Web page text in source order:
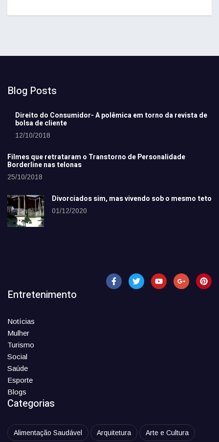
Blog Posts
Direito do Consumidor- A polêmica em torno da revista de
bolsa de cliente
12/10/2018
Filmes que retrataram o Transtorno de Personalidade
Borderline nas telonas
25/10/2018
Divorciados sim, mas vivendo sob o mesmo teto
01/12/2020
Entretenimento
Notícias
Mulher
Turismo
Social
Saúde
Esporte
Blogs
Categorias
Alimentação Saudável Arquitetura Arte e Cultura